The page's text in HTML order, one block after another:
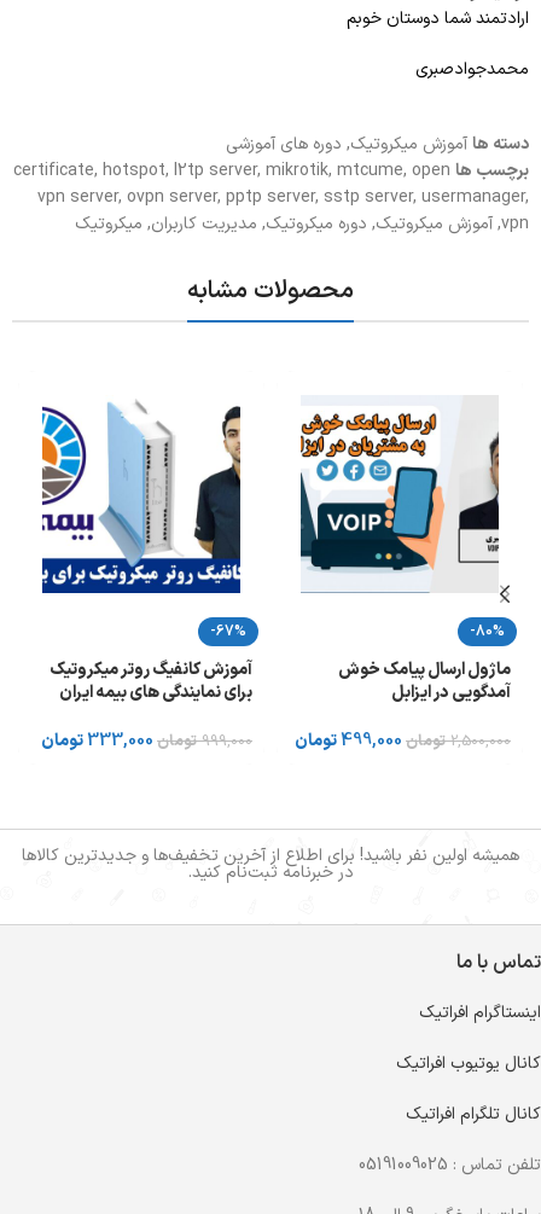
ارادتمند شما دوستان خوبم
محمدجوادصبری
دسته هاآموزش میکروتیک, دوره های آموزشی
برچسب ها
certificate, hotspot, l2tp server, mikrotik, mtcume, open
vpn server, ovpn server, pptp server, sstp server, usermanager,
vpn
,آموزش میکروتیک, دوره میکروتیک, مدیریت کاربران, میکروتیک
محصولات مشابه
-80%
ماژول ارسال پیامک خوش
آمدگویی در ایزابل
2,500,000 تومان 499,000تومان
-67%
آموزش کانفیگ روتر میکروتیک
برای نمایندگی های بیمه ایران
999,000 تومان 333,000تومان
همیشه اولین نفر باشید! برای اطلاع از آخرین تخفیف‌ها و جدیدترین کالاها
در خبرنامه ثبت‌نام کنید.
تماس با ما
اینستاگرام افراتیک
کانال یوتیوب افراتیک
کانال تلگرام افراتیک
تلفن تماس : 05191009025